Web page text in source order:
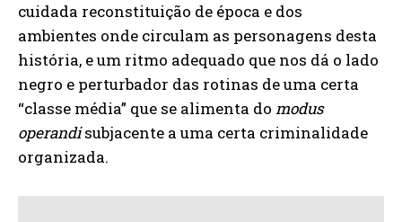
cuidada reconstituição de época e dos
ambientes onde circulam as personagens desta
história, e um ritmo adequado que nos dá o lado
negro e perturbador das rotinas de uma certa
“classe média” que se alimenta do modus
operandisubjacente a uma certa criminalidade
organizada.